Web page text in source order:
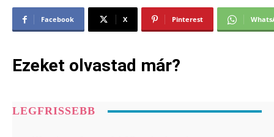
Facebook X Pinterest
Ezeket olvastad már?
LEGFRISSEBB